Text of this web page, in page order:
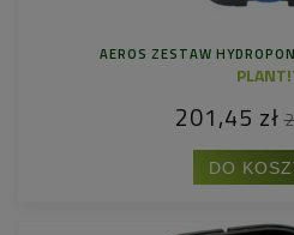
AEROS ZESTAW
201,45 zł
DO